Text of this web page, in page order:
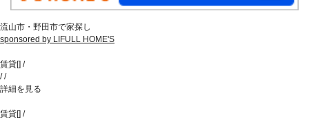
流山市・野田市で家探し
sponsored by LIFULL HOME'S
賃貸[] /
//
詳細を見る
賃貸[] /